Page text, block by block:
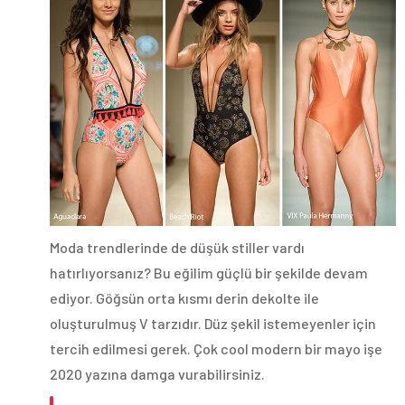
Moda trendlerinde de düşük stiller vardı
hatırlıyorsanız? Bu eğilim güçlü bir şekilde devam
ediyor. Göğsün orta kısmı derin dekolte ile
oluşturulmuş V tarzıdır. Düz şekil istemeyenler için
tercih edilmesi gerek. Çok cool modern bir mayo işe
2020 yazına damga vurabilirsiniz.